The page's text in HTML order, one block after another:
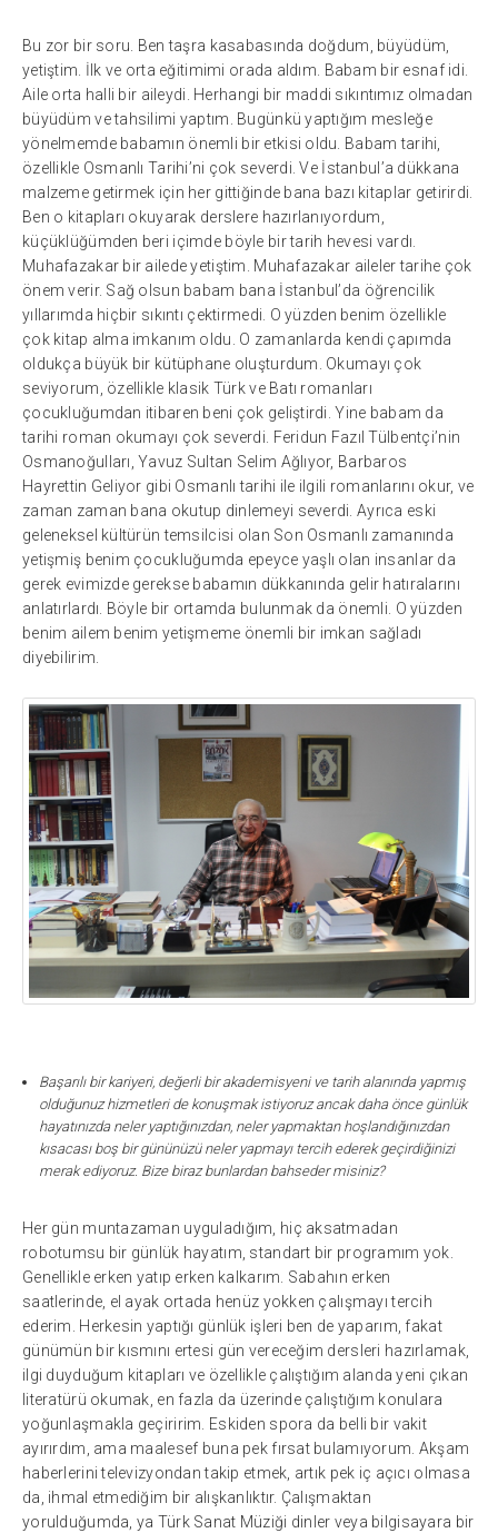
Bu zor bir soru. Ben taşra kasabasında doğdum, büyüdüm,
yetiştim. İlk ve orta eğitimimi orada aldım. Babam bir esnaf idi.
Aile orta halli bir aileydi. Herhangi bir maddi sıkıntımız olmadan
büyüdüm ve tahsilimi yaptım. Bugünkü yaptığım mesleğe
yönelmemde babamın önemli bir etkisi oldu. Babam tarihi,
özellikle Osmanlı Tarihi’ni çok severdi. Ve İstanbul’a dükkana
malzeme getirmek için her gittiğinde bana bazı kitaplar getirirdi.
Ben o kitapları okuyarak derslere hazırlanıyordum,
küçüklüğümden beri içimde böyle bir tarih hevesi vardı.
Muhafazakar bir ailede yetiştim. Muhafazakar aileler tarihe çok
önem verir. Sağ olsun babam bana İstanbul’da öğrencilik
yıllarımda hiçbir sıkıntı çektirmedi. O yüzden benim özellikle
çok kitap alma imkanım oldu. O zamanlarda kendi çapımda
oldukça büyük bir kütüphane oluşturdum. Okumayı çok
seviyorum, özellikle klasik Türk ve Batı romanları
çocukluğumdan itibaren beni çok geliştirdi. Yine babam da
tarihi roman okumayı çok severdi. Feridun Fazıl Tülbentçi’nin
Osmanoğulları, Yavuz Sultan Selim Ağlıyor, Barbaros
Hayrettin Geliyor gibi Osmanlı tarihi ile ilgili romanlarını okur, ve
zaman zaman bana okutup dinlemeyi severdi. Ayrıca eski
geleneksel kültürün temsilcisi olan Son Osmanlı zamanında
yetişmiş benim çocukluğumda epeyce yaşlı olan insanlar da
gerek evimizde gerekse babamın dükkanında gelir hatıralarını
anlatırlardı. Böyle bir ortamda bulunmak da önemli. O yüzden
benim ailem benim yetişmeme önemli bir imkan sağladı
diyebilirim.
Başarılı bir kariyeri, değerli bir akademisyeni ve tarih alanında yapmış
olduğunuz hizmetleri de konuşmak istiyoruz ancak daha önce günlük
hayatınızda neler yaptığınızdan, neler yapmaktan hoşlandığınızdan
kısacası boş bir gününüzü neler yapmayı tercih ederek geçirdiğinizi
merak ediyoruz. Bize biraz bunlardan bahseder misiniz?
Her gün muntazaman uyguladığım, hiç aksatmadan
robotumsu bir günlük hayatım, standart bir programım yok.
Genellikle erken yatıp erken kalkarım. Sabahın erken
saatlerinde, el ayak ortada henüz yokken çalışmayı tercih
ederim. Herkesin yaptığı günlük işleri ben de yaparım, fakat
günümün bir kısmını ertesi gün vereceğim dersleri hazırlamak,
ilgi duyduğum kitapları ve özellikle çalıştığım alanda yeni çıkan
literatürü okumak, en fazla da üzerinde çalıştığım konulara
yoğunlaşmakla geçiririm. Eskiden spora da belli bir vakit
ayırırdım, ama maalesef buna pek fırsat bulamıyorum. Akşam
haberlerini televizyondan takip etmek, artık pek iç açıcı olmasa
da, ihmal etmediğim bir alışkanlıktır. Çalışmaktan
yorulduğumda, ya Türk Sanat Müziği dinler veya bilgisayara bir